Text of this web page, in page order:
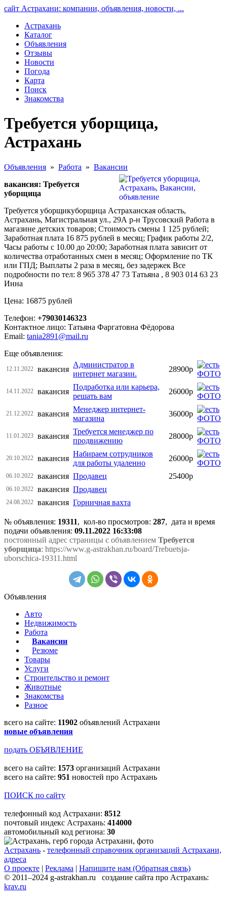
сайт Астрахани: компании, объявления, новости, ...
Астрахань
Каталог
Объявления
Отзывы
Новости
Погода
Карта
Поиск
Знакомства
Требуется уборщица,
Астрахань
Объявления » Работа » Вакансии
вакансия: Требуется
уборщица
Требуется уборщикуборщица Астраханская область,
Астрахань, Магистральная ул., 29А р-н Трусовский Работа в
магазине детских товаров; Стоимость смены 1 125 рублей;
Заработная плата 16 875 рублей в месяц; График работы 2/2,
Часы работы с 10.00 до 20:00; Заработная плата зависит от
количества отработанных смен в месяц; Оформление по ТК
или ГПД; Выплаты 2 раза в месяц, без задержек Все
подробности по тел: 8 965 378 47 73 Татьяна , 8 903 014 63 23
Инна
Цена: 16875 рублей
Телефон: +79030146323
Контактное лицо: Татьяна Фаргатовна Фёдорова
Email: tania2891@mail.ru
Еще объявления:
12.11.2022 вакансия
Администратор в
интернет магазин.
28900р
14.11.2022 вакансия
Подработка или карьера,
решать вам
26000р
21.12.2022 вакансия
Менеджер интернет-
магазина
36000р
11.01.2023 вакансия
Требуется менеджер по
продвижению
28000р
20.10.2022 вакансия
Набираем сотрудников
для работы удаленно
26000р
06.10.2022 вакансия Продавец 25400р
06.10.2022 вакансия Продавец
24.08.2022 вакансия Горничная вахта
№ объявления: 19311, кол-во просмотров: 287, дата и время
подачи объявления: 09.11.2022 16:33:08
постоянный адрес страницы с объявлением Требуется
уборщица: https://www.g-astrakhan.ru/board/Trebuetsja-
uborschica-19311.html
Объявления
Авто
Недвижимость
Работа
Вакансии
Резюме
Товары
Услуги
Строительство и ремонт
Животные
Знакомства
Разное
всего на сайте: 11902 объявлений Астрахани
новые объявления
подать ОБЪЯВЛЕНИЕ
всего на сайте: 1573 организаций Астрахани
всего на сайте: 951 новостей про Астрахань
ПОИСК по сайту
телефонный код Астрахани: 8512
почтовый индекс Астрахань: 414000
автомобильный код региона: 30
Астрахань - телефонный справочник организаций Астрахани,
адреса
О проекте | Реклама | Напишите нам (Обратная связь)
© 2011–2024 g-astrakhan.ru создание сайта про Астрахань:
krav.ru